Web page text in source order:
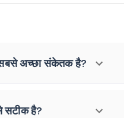
सबसे अच्छा संकेतक है?
सटीक है?